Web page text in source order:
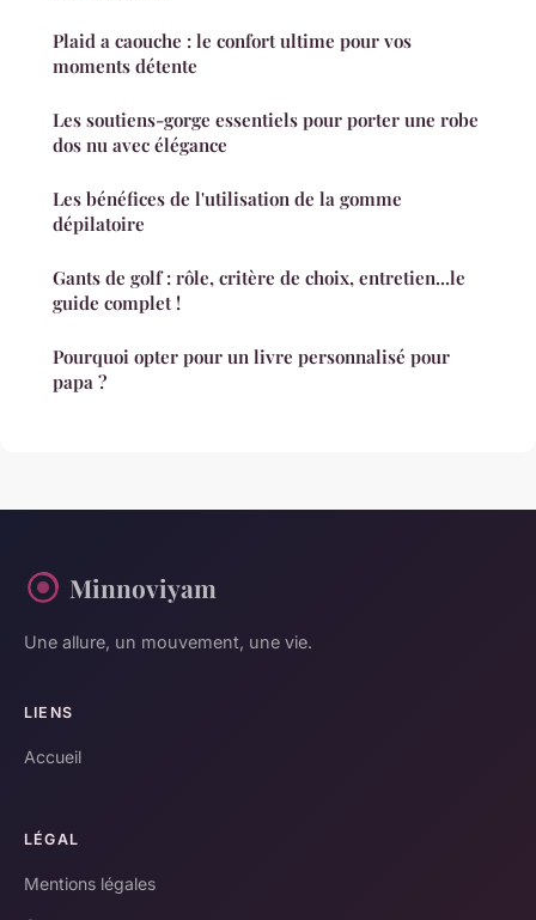
Plaid a caouche : le confort ultime pour vos
moments détente
Les soutiens-gorge essentiels pour porter une robe
dos nu avec élégance
Les bénéfices de l'utilisation de la gomme
dépilatoire
Gants de golf : rôle, critère de choix, entretien...le
guide complet !
Pourquoi opter pour un livre personnalisé pour
papa ?
Minnoviyam
Une allure, un mouvement, une vie.
LIENS
Accueil
LÉGAL
Mentions légales